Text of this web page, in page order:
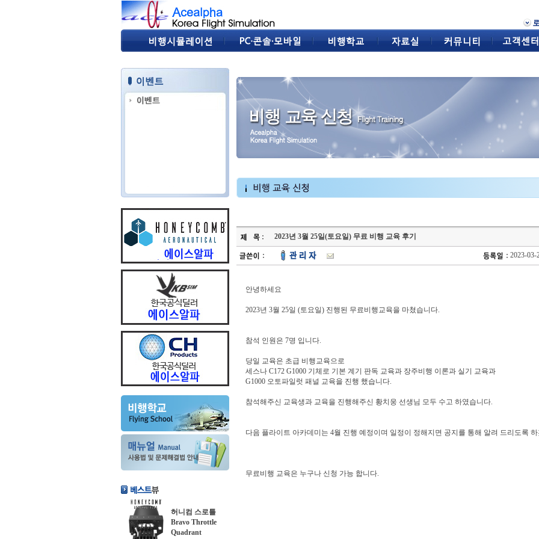
허니컴 스로틀
Bravo Throttle
Quadrant
2023년 3월 25일(토요일) 무료 비행 교육 후기
2023-03-
안녕하세요
2023년 3월 25일 (토요일) 진행된 무료비행교육을 마쳤습니다.
참석 인원은 7명 입니다.
당일 교육은 초급 비행교육으로
세스나 C172 G1000 기체로 기본 계기 판독 교육과 장주비행 이론과 실기 교육과
G1000 오토파일럿 패널 교육을 진행 했습니다.
참석해주신 교육생과 교육을 진행해주신 황치웅 선생님 모두 수고 하였습니다.
다음 플라이트 아카데미는 4월 진행 예정이며 일정이 정해지면 공지를 통해 알려 드리도록
무료비행 교육은 누구나 신청 가능 합니다.